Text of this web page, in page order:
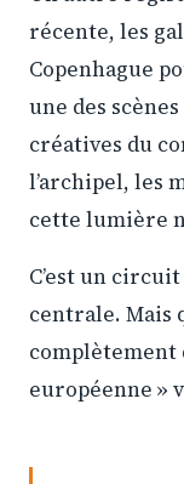
récente, les
Copenhague
une des scènes
créatives du
l’archipel, les
cette lumière
C’est un
centrale. Mais
européenne »